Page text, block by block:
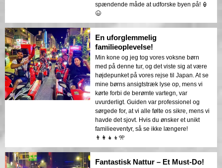
spændende måde at udforske byen på! 🏮
😆
En uforglemmelig
familieoplevelse!
Min kone og jeg tog vores voksne børn
med på denne tur, og det viste sig at være
højdepunket på vores rejse til Japan. At se
mine børns ansigtstræk lyse op, mens vi
kørte forbi de berømte vartegn, var
uvurderligt. Guiden var professionel og
sørgede for, at vi alle følte os sikre, mens vi
havde det sjovt. Hvis du ønsker et unikt
familieeventyr, så se ikke længere!
👨‍👩‍👧‍👦🎌
Fantastisk Nattur – Et Must-Do!